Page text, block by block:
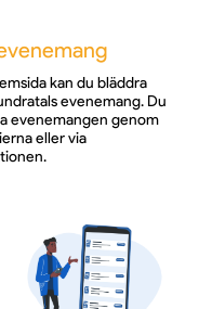
kan du bläddra
evenemang. Du
evenemangen genom
eller via